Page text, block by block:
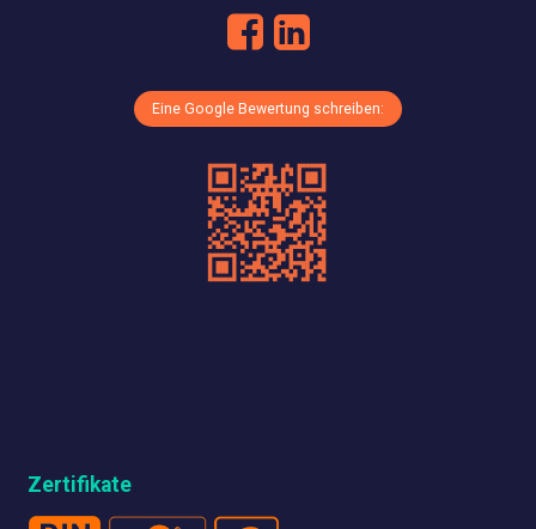
Eine Google Bewertung schreiben:
Zertifikate